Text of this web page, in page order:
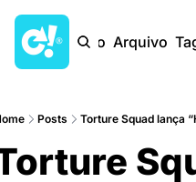
Início Arquivo
Posts Torture Squad lança